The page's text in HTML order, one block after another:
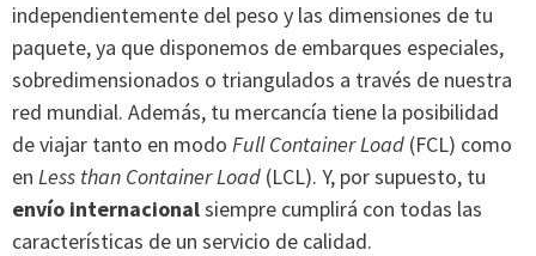
independientemente del peso y las dimensiones de tu
paquete, ya que disponemos de embarques especiales,
sobredimensionados o triangulados a través de nuestra
red mundial. Además, tu mercancía tiene la posibilidad
de viajar tanto en modo Full Container Load (FCL) como
en Less than Container Load (LCL). Y, por supuesto, tu
envío internacionalsiempre cumplirá con todas las
características de un servicio de calidad.